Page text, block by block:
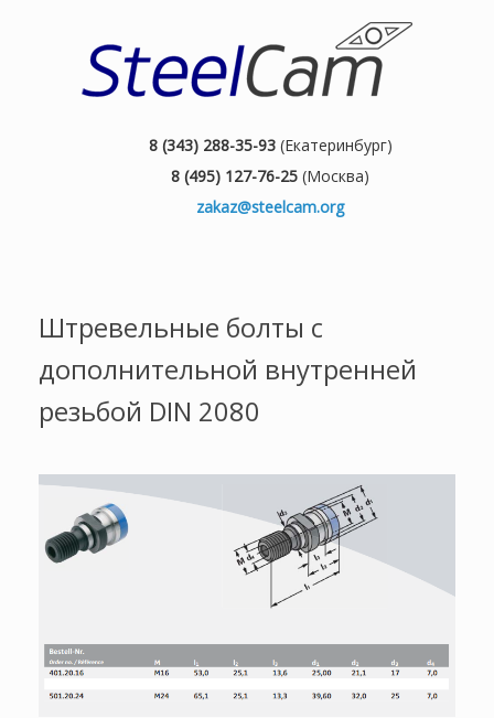
8 (343) 288-35-93(Екатеринбург)
8 (495) 127-76-25 (Москва)
zakaz@steelcam.org
Штревельные болты с
дополнительной внутренней
резьбой DIN 2080